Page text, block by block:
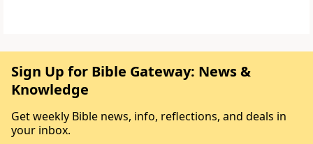
Sign Up for Bible Gateway: News &
Knowledge
Get weekly Bible news, info, reflections, and deals in
your inbox.